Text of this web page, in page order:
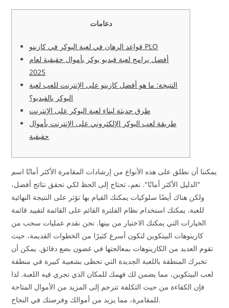
دعامات
قواعد الرهان في لعبة البوكر في كازينو PLO
أفضل برامج لعبة فيديو بوكر بأموال حقيقية لعام
2025
النتيجة: ما هو أفضل كازينو على الإنترنت للعب لعبة
البوكر بالفيديو؟
طرق حديثة لبناء لعبة البوكر على الإنترنت
طريقة لعب البوكر الإلكتروني على الإنترنت بأموال
حقيقية
يمكننا أن نطلق على هذه الأنواع من إرشادات المقامرة الأكثر أمانًا اسم
"الدليل الأكثر أمانًا". نعم، تحتاج إلى الحظ لكي تحقق نتائج أفضل،
ولكن هناك أيضًا سلوكيات يمكنك القيام بها تؤثر على النتيجة النهائية
للعبة. يمكنك استخدام نظام الفلترة القائم على القائمة لتقييد قائمة
الخيارات التي يمكنك الاختيار من بينها. نحن نقدم عمليات سحب من
كازينوهات البيتكوين لتكون أسرع كثيرًا من الخطوات القديمة، حيث
تقوم العديد من الكازينوهات بمعالجتها في غضون بضع دقائق. يمكن أن
تخبرك المنطقة باللعبة الجديدة التي تحظى بشعبية كبيرة في منطقة
لعب البيتكوين، مما يضمن لك فهمك للمكان الذي تجري فيه اللعبة. لذا
فإن الكفاءة من حيث التكلفة تترجم إلى المزيد من الأموال المتاحة
للمقامرة، مما يزيد من أموالك وفرصتك في النجاح.